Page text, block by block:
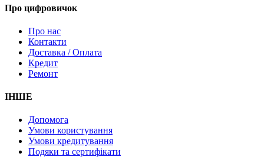
Про цифровичок
Про нас
Контакти
Доставка / Оплата
Кредит
Ремонт
ІНШЕ
Допомога
Умови користування
Умови кредитування
Подяки та сертифікати